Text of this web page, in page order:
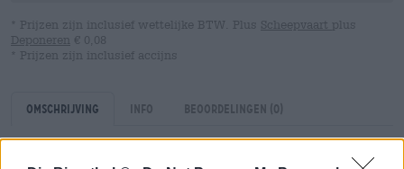
* Prijzen zijn inclusief wettelijke BTW. Plus Scheepvaart plus
Deponeren € 0,08
* Prijzen zijn inclusief accijns
Omschrijving Info Beoordelingen (0)